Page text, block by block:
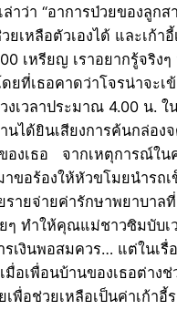
ล่าว่า “อาการป่วยของลูก
ยเหลือตัวเองได้ และเก้า
เหรียญ เราอยากรู้จริงๆ
ดยที่เธอคาดว่าโจรน่าจะเ
งเวลาประมาณ 4.00 น. ใ
นได้ยินเสียงการค้นกล่อง
องเธอ จากเหตุการณ์ใน
ขอร้องให้หัวขโมยนำรถ
ายจ่ายค่ารักษาพยาบาล
ๆ ทำให้คุณแม่ชาวซิมบับ
เงินพอสมควร… แต่ในเรื่
มื่อเพื่อนบ้านของเธอต่าง
พื่อช่วยเหลือเป็นค่าเก้าอี้